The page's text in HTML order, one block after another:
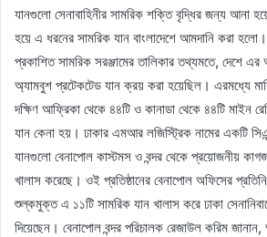
যানগুলো সেনাবাহিনীর সামরিক শক্তি বৃদ্ধির জন্য আনা
হয়ে এ ধরনের সামরিক যান বাংলাদেশে আমদানি করা হলো।
প্রকাশিত সামরিক সরঞ্জামের তালিকার তথ্যমতে, দেশে এর
অ্যামবুশ প্রটেকটেড যান ক্রয় করা হয়েছিল। এরমধ্যে
দক্ষিণ আফ্রিকা থেকে ৪৪টি ও কানাডা থেকে ৪৪টি মাইন
যান কেনা হয়। ঢাকার এমআর লজিস্ট্রিক নামের একটি
যানগুলো বেনাপোল কাস্টমস ও বন্দর থেকে প্রয়োজনীয়
খালাস করেছে। ওই প্রতিষ্ঠানের বেনাপোল অফিসের
শুল্কমুক্ত এ ১১টি সামরিক যান খালাস করে ঢাকা
দিয়েছেন। বেনাপোল বন্দর পরিচালক রেজাউল করিম